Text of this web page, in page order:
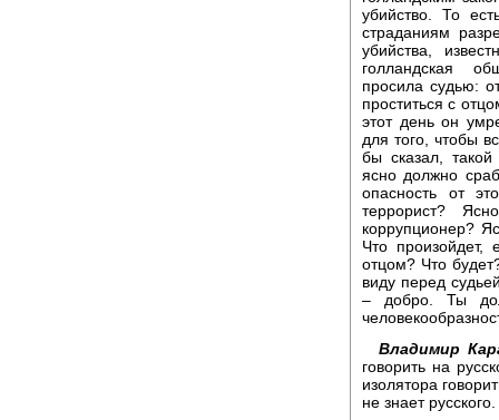
убийство. То
страданиям
убийства,
голландская
просила судью:
проститься с
этот день он
для того, чтобы
бы сказал,
ясно должно
опасность от
террорист?
коррупционер?
Что
отцом? Что
виду перед
– добро. Ты
Владимир
говорить на
изолятора
не знает русского.